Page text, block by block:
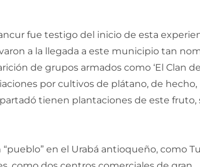
fue testigo del inicio de esta
a la llegada a este municipio tan
de grupos armados como ‘El Clan
por cultivos de plátano, de hecho,
tienen plantaciones de este fruto,
en el Urabá antioqueño, como